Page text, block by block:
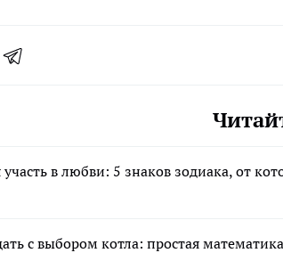
участь в любви: 5 знаков зодиака, от
с выбором котла: простая